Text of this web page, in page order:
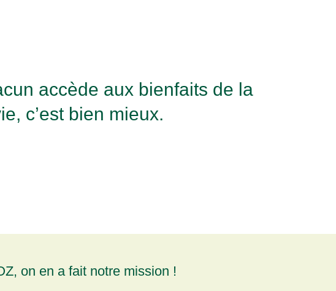
accède aux bienfaits de la
c’est bien mieux.
on en a fait notre mission !